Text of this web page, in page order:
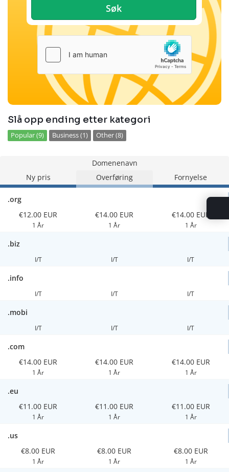
Søk
Slå opp ending etter kategori
Popular (9) Business (1) Other (8)
Domenenavn
Ny pris
Overføring Fornyelse
.org
€12.00 EUR
1 År
€14.00 EUR
1 År
€14.00 EUR
1 År
.biz
I/T I/T I/T
.info
I/T I/T I/T
.mobi
I/T I/T I/T
.com
€14.00 EUR
1 År
€14.00 EUR
1 År
€14.00 EUR
1 År
.eu
€11.00 EUR
1 År
€11.00 EUR
1 År
€11.00 EUR
1 År
.us
€8.00 EUR
1 År
€8.00 EUR
1 År
€8.00 EUR
1 År